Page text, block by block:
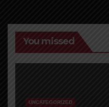
You missed
UNCATEGORIZED